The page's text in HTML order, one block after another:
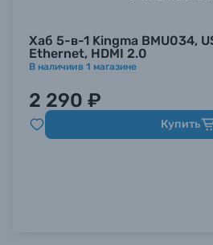
Хаб 5-в-1 Kingma BMU034,
Ethernet, HDMI 2.0
В наличиив 1 магазине
2 290 ₽
Купить